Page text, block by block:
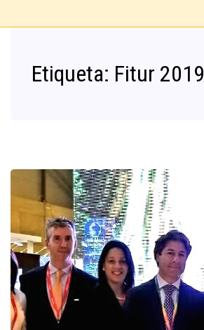
Etiqueta: Fitur 2019